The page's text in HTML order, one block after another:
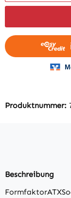
Produktnummer:
Beschreibung